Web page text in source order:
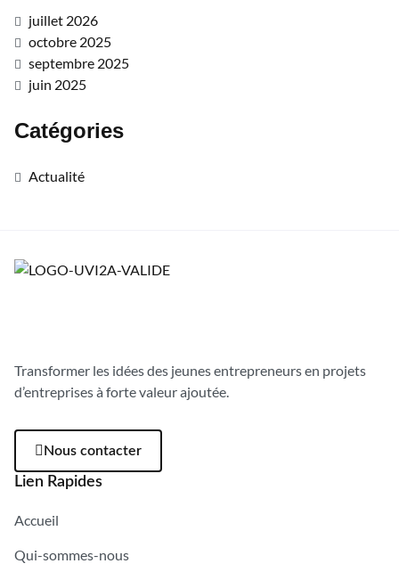
juillet 2026
octobre 2025
septembre 2025
juin 2025
Catégories
Actualité
Transformer les idées des jeunes entrepreneurs en projets
d’entreprises à forte valeur ajoutée.
Nous contacter
Lien Rapides
Accueil
Qui-sommes-nous